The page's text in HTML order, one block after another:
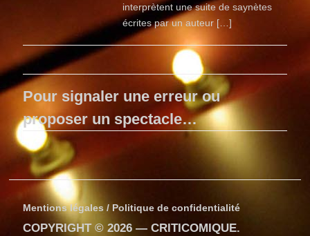
interprètent une suite de saynètes
écrites par un auteur […]
Pour signaler une erreur ou
proposer un spectacle…
Mentions légales / Politique de confidentialité
COPYRIGHT © 2026 —CRITICOMIQUE.